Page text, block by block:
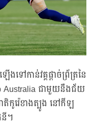
ទៅកាន់វគ្គផ្តាច់ព្រ័ត្រនៃ
Australia ជាមួយនឹងជ័យ
តិកូរ៉េខាងត្បូង នៅកីឡ
នី។